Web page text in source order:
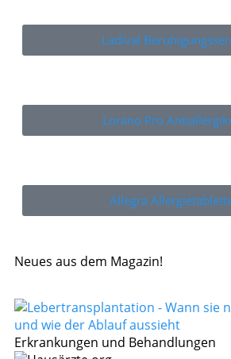
Ladival
Lorano Pro
Allegra
Neues aus dem Magazin!
Erkrankungen und Behandlungen